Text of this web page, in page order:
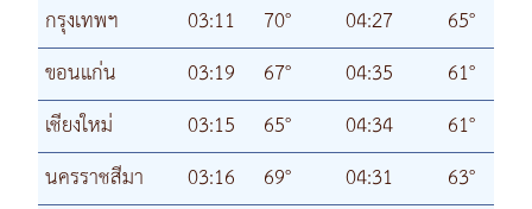
กรุงเทพฯ
03:11 70° 04:27
65°
ขอนแก่น
03:19 67° 04:35
61°
เชียงใหม่
03:15 65° 04:34
61°
นครราชสีมา
03:16 69° 04:31
63°